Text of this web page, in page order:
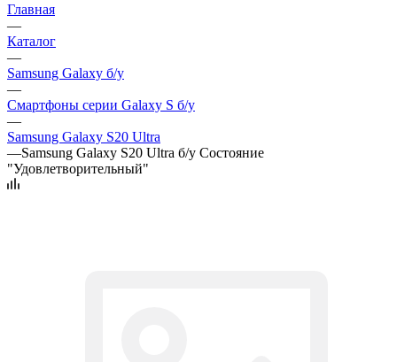
Главная
—
Каталог
—
Samsung Galaxy б/у
—
Смартфоны серии Galaxy S б/у
—
Samsung Galaxy S20 Ultra
—Samsung Galaxy S20 Ultra б/у Состояние
"Удовлетворительный"